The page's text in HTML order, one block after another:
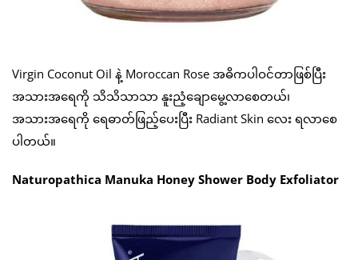
Virgin Coconut Oil နဲ့ Moroccan Rose အဓိကပါဝင်တာဖြစ်ပြီး
အသားအရေကို သိသိသာသာ နူးညံ့ချောမွေ့လာစေတယ်၊
အသားအရေကို ရေဓာတ်ဖြည့်ပေးပြီး Radiant Skin လေး ရလာစေ
ပါတယ်။
Naturopathica Manuka Honey Shower Body Exfoliator